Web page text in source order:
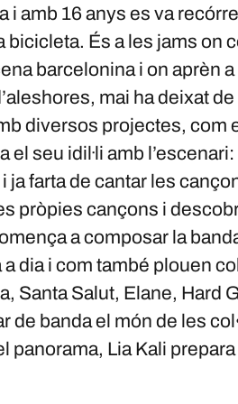
i amb 16 anys es va
bicicleta. És a les jams on
barcelonina i on aprèn a
mai ha deixat de
diversos projectes, com
seu idil·li amb l’escenari:
farta de cantar les
pròpies cançons i
a composar la
dia i com també plouen
Santa Salut, Elane, Hard
de banda el món de les
panorama, Lia Kali